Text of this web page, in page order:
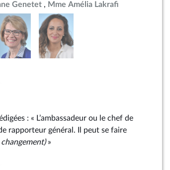
Genetet Mme Amélia Lakrafi
: « L’ambassadeur ou le chef de
rapporteur général. Il peut se faire
»